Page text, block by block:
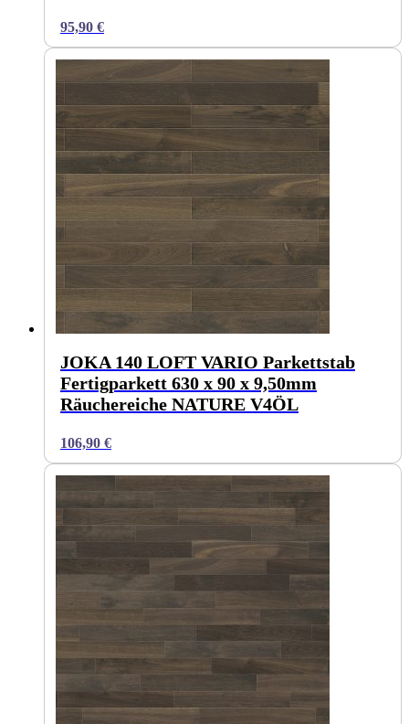
95,90 €
JOKA 140 LOFT VARIO Parkettstab
Fertigparkett 630 x 90 x 9,50mm
Räuchereiche NATURE V4ÖL
106,90 €